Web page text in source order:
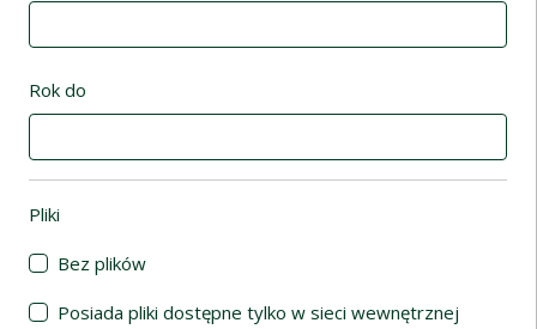
Rok do
Pliki
Bez plików
Posiada pliki dostępne tylko w sieci wewnętrznej